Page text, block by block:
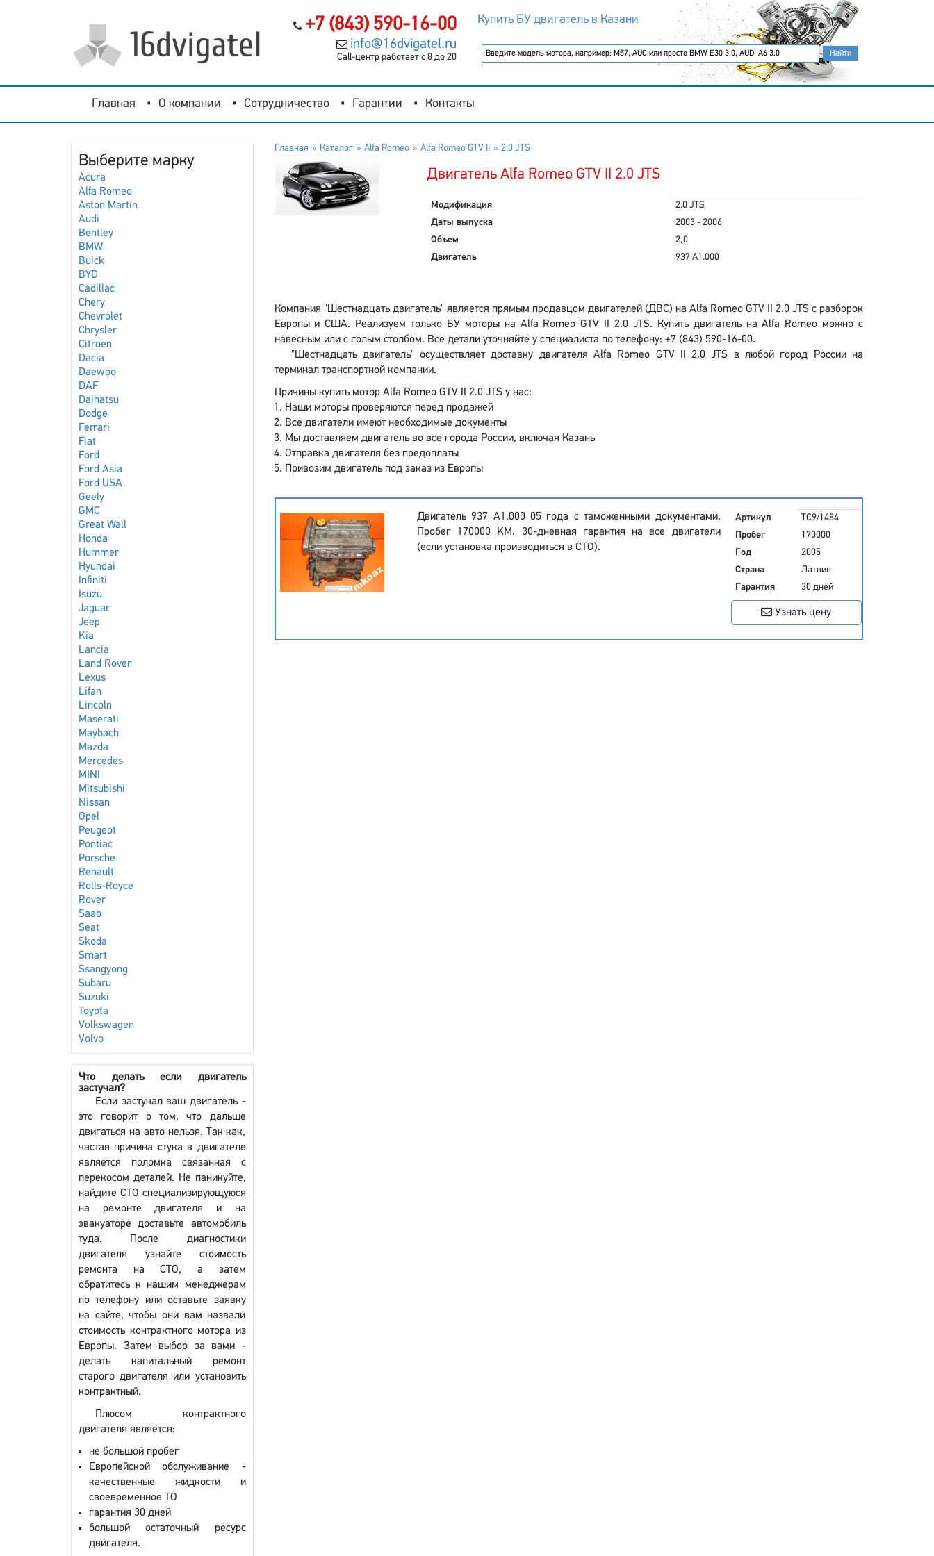
+7 (843) 590-16-00
info@16dvigatel.ru
Call-центр работает с 8 до 20
Купить БУ двигатель в Казани
Главная О компании Сотрудничество Гарантии Контакты
Выберите марку
Acura
Alfa Romeo
Aston Martin
Audi
Bentley
BMW
Buick
BYD
Cadillac
Chery
Chevrolet
Chrysler
Citroen
Dacia
Daewoo
DAF
Daihatsu
Dodge
Ferrari
Fiat
Ford
Ford Asia
Ford USA
Geely
GMC
Great Wall
Honda
Hummer
Hyundai
Infiniti
Isuzu
Jaguar
Jeep
Kia
Lancia
Land Rover
Lexus
Lifan
Lincoln
Maserati
Maybach
Mazda
Mercedes
MINI
Mitsubishi
Nissan
Opel
Peugeot
Pontiac
Porsche
Renault
Rolls-Royce
Rover
Saab
Seat
Skoda
Smart
Ssangyong
Subaru
Suzuki
Toyota
Volkswagen
Volvo
Что делать если двигатель
застучал?
Если застучал ваш двигатель -
это говорит о том, что дальше
двигаться на авто нельзя. Так как,
частая причина стука в двигателе
является поломка связанная с
перекосом деталей. Не паникуйте,
найдите СТО специализирующуюся
на ремонте двигателя и на
эвакуаторе доставьте автомобиль
туда. После диагностики
двигателя узнайте стоимость
ремонта на СТО, а затем
обратитесь к нашим менеджерам
по телефону или оставьте заявку
на сайте, чтобы они вам назвали
стоимость контрактного мотора из
Европы. Затем выбор за вами -
делать капитальный ремонт
старого двигателя или установить
контрактный.
Плюсом контрактного
двигателя является:
не большой пробег
Европейской обслуживание -
качественные жидкости и
своевременное ТО
гарантия 30 дней
большой остаточный ресурс
двигателя.
Главная Каталог Alfa Romeo Alfa Romeo GTV II 2.0 JTS
Двигатель Alfa Romeo GTV II 2.0 JTS
Модификация
2.0 JTS
Даты выпуска
2003 - 2006
Объем
2,0
Двигатель
937 A1.000
Компания "Шестнадцать двигатель" является прямым продавцом двигателей (ДВС) на Alfa Romeo GTV II 2.0 JTS с разборок
Европы и США. Реализуем только БУ моторы на Alfa Romeo GTV II 2.0 JTS. Купить двигатель на Alfa Romeo можно с
навесным или с голым столбом. Все детали уточняйте у специалиста по телефону: +7 (843) 590-16-00.
"Шестнадцать двигатель" осуществляет доставку двигателя Alfa Romeo GTV II 2.0 JTS в любой город России на
терминал транспортной компании.
Причины купить мотор Alfa Romeo GTV II 2.0 JTS у нас:
Наши моторы проверяются перед продажей
Все двигатели имеют необходимые документы
Мы доставляем двигатель во все города России, включая Казань
Отправка двигателя без предоплаты
Привозим двигатель под заказ из Европы
Двигатель 937 A1.000 05 года с таможенными документами.
Пробег 170000 KM. 30-дневная гарантия на все двигатели
(если установка производиться в СТО).
Артикул
TC9/1484
Пробег
170000
Год
2005
Страна
Латвия
Гарантия
30 дней
Узнать цену